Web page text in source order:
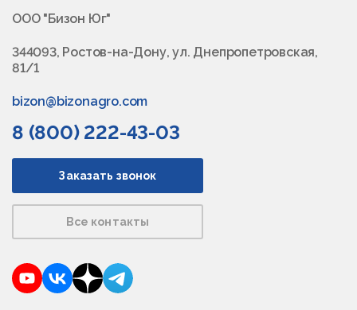
ООО "Бизон Юг"
344093, Ростов-на-Дону, ул. Днепропетровская,
81/1
bizon@bizonagro.com
8 (800) 222-43-03
Заказать звонок
Все контакты
YouTubeVKontakte
DzenTelegram